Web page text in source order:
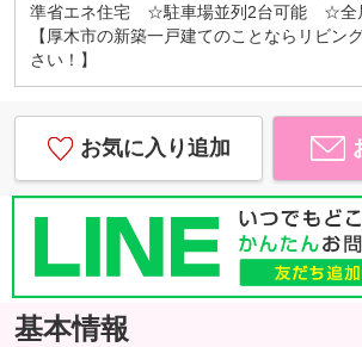
準省エネ住宅 ☆駐車場並列2台可能 ☆全
【厚木市の新築一戸建てのことならリビン
さい！】
お気に入り追加
基本情報